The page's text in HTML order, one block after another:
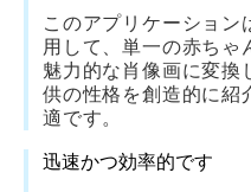
このアプリケーション
用して、単一の赤ちゃ
魅力的な肖像画に変換
供の性格を創造的に紹
適です。
迅速かつ効率的です